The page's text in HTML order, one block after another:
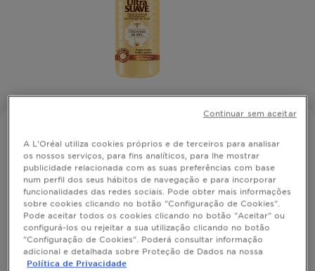
Creme de Pentear Tesouros de Mel
Para cabelos frágeis e quebradiços.
TAMANHO 200ML
COMPRAR
A L'Oréal utiliza cookies próprios e de terceiros para analisar
os nossos serviços, para fins analíticos, para lhe mostrar
publicidade relacionada com as suas preferências com base
num perfil dos seus hábitos de navegação e para incorporar
funcionalidades das redes sociais. Pode obter mais informações
sobre cookies clicando no botão "Configuração de Cookies".
Pode aceitar todos os cookies clicando no botão "Aceitar" ou
configurá-los ou rejeitar a sua utilização clicando no botão
"Configuração de Cookies". Poderá consultar informação
adicional e detalhada sobre Proteção de Dados na nossa
Política de Privacidade
Continuar sem aceitar